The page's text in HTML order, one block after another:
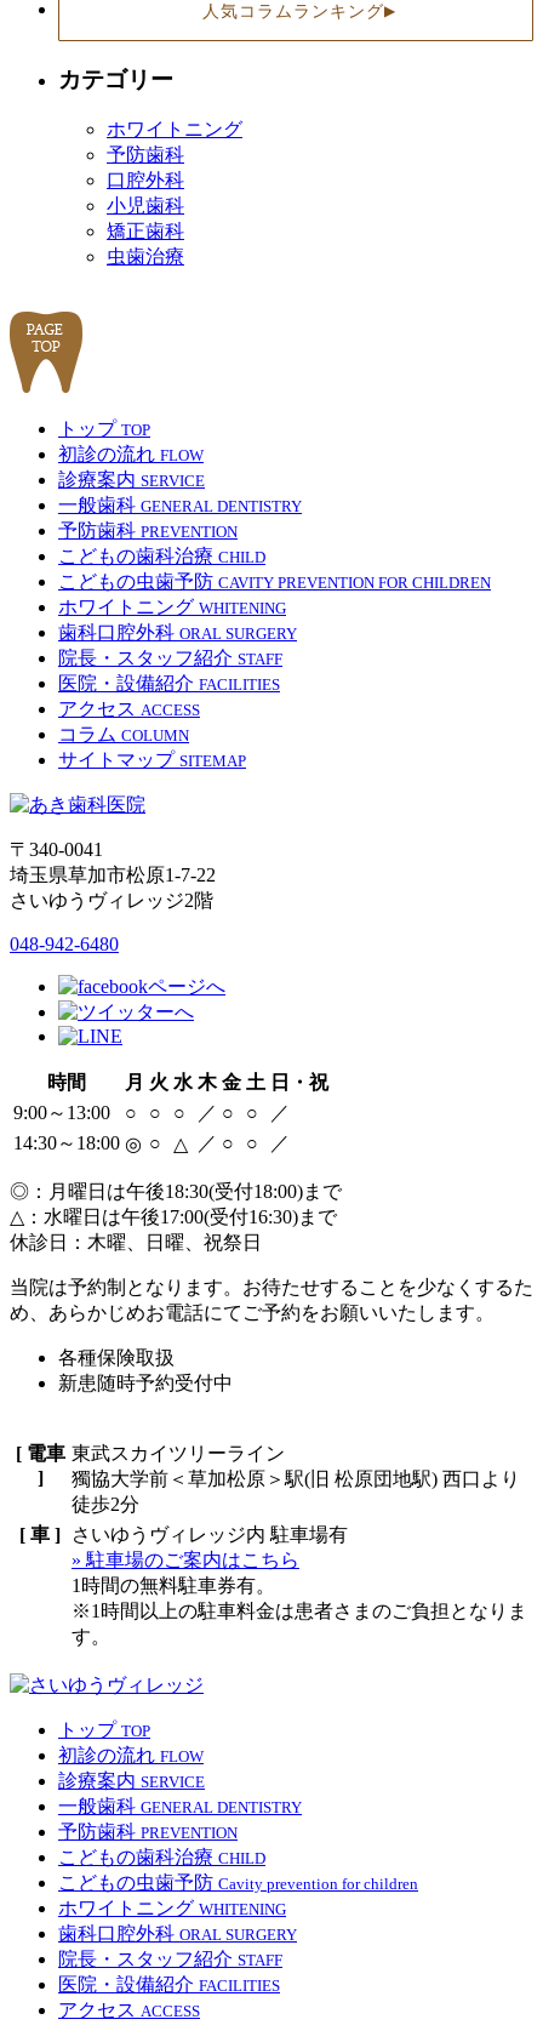
▶
人気コラムランキング
カテゴリー
ホワイトニング
予防歯科
口腔外科
小児歯科
矯正歯科
虫歯治療
トップ TOP
初診の流れ FLOW
診療案内 SERVICE
一般歯科 GENERAL DENTISTRY
予防歯科 PREVENTION
こどもの歯科治療 CHILD
こどもの虫歯予防 CAVITY PREVENTION FOR CHILDREN
ホワイトニング WHITENING
歯科口腔外科 ORAL SURGERY
院長・スタッフ紹介 STAFF
医院・設備紹介 FACILITIES
アクセス ACCESS
コラム COLUMN
サイトマップ SITEMAP
〒340-0041
埼玉県草加市松原1-7-22
さいゆうヴィレッジ2階
048-942-6480
時間 月 火 水 木 金 土 日・祝
9:00～13:00
○ ○ ○ ／ ○ ○
／
14:30～18:00 ◎ ○ △ ／ ○ ○ ／
◎：月曜日は午後18:30(受付18:00)まで
△：水曜日は午後17:00(受付16:30)まで
休診日：木曜、日曜、祝祭日
当院は予約制となります。お待たせすることを少なくするた
め、あらかじめお電話にてご予約をお願いいたします。
各種保険取扱
新患随時予約受付中
[ 電車
]
東武スカイツリーライン
獨協大学前＜草加松原＞駅(旧 松原団地駅) 西口より
徒歩2分
[ 車 ]
さいゆうヴィレッジ内 駐車場有
» 駐車場のご案内はこちら
1時間の無料駐車券有。
※1時間以上の駐車料金は患者さまのご負担となりま
す。
トップ TOP
初診の流れ FLOW
診療案内 SERVICE
一般歯科 GENERAL DENTISTRY
予防歯科 PREVENTION
こどもの歯科治療 CHILD
こどもの虫歯予防 Cavity prevention for children
ホワイトニング WHITENING
歯科口腔外科 ORAL SURGERY
院長・スタッフ紹介 STAFF
医院・設備紹介 FACILITIES
アクセス ACCESS